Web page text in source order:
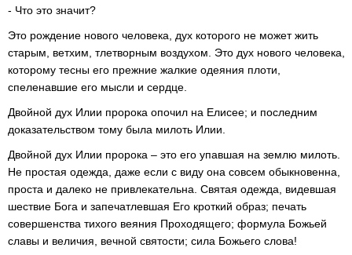
- Что это значит?
Это рождение нового человека, дух которого не может жить
старым, ветхим, тлетворным воздухом. Это дух нового человека,
которому тесны его прежние жалкие одеяния плоти,
спеленавшие его мысли и сердце.
Двойной дух Илии пророка опочил на Елисее; и последним
доказательством тому была милоть Илии.
Двойной дух Илии пророка – это его упавшая на землю милоть.
Не простая одежда, даже если с виду она совсем обыкновенна,
проста и далеко не привлекательна. Святая одежда, видевшая
шествие Бога и запечатлевшая Его кроткий образ; печать
совершенства тихого веяния Проходящего; формула Божьей
славы и величия, вечной святости; сила Божьего слова!